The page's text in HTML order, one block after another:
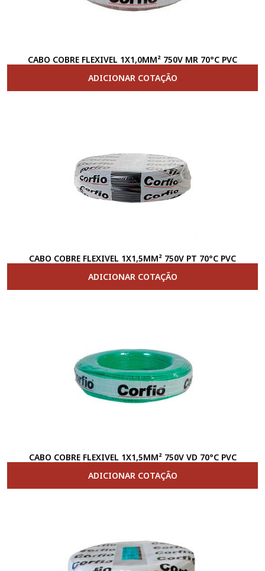
CABO COBRE FLEXIVEL 1X1,0MM² 750V MR 70°C PVC
ADICIONAR COTAÇÃO
CABO COBRE FLEXIVEL 1X1,5MM² 750V PT 70°C PVC
ADICIONAR COTAÇÃO
CABO COBRE FLEXIVEL 1X1,5MM² 750V VD 70°C PVC
ADICIONAR COTAÇÃO